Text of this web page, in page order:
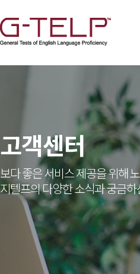
고객센터
보다 좋은 서비스 제공을 위해
지텔프의 다양한 소식과 궁금